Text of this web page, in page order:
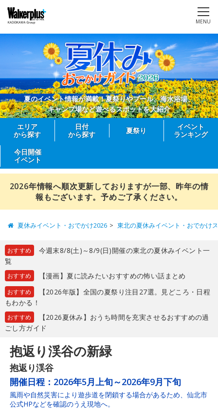
MENU
夏のイベント情報が満載！夏祭りやプール、海水浴場、
キャンプ場など遊べるスポットを大紹介
エリア
から探す
日付
から探す
夏祭り
イベント
ランキング
今日開催
イベント
2026年情報へ順次更新しておりますが一部、昨年の情
報もございます。予めご了承ください。
夏休みイベント・おでかけ2026 東北の夏休みイベント・おでかけ
おすすめ
今週末8/8(土)～8/9(日)開催の東北の夏休みイベント一
覧
おすすめ 【漫画】夏に読みたいおすすめの怖い話まとめ
おすすめ
【2026年版】全国の夏祭り注目27選。見どころ・日程
もわかる！
おすすめ
【2026夏休み】おうち時間を充実させるおすすめの過
ごし方ガイド
抱返り渓谷の新緑
抱返り渓谷
開催日程： 2026年5月上旬～2026年9月下旬
風雨や自然災害により遊歩道を閉鎖する場合があるため、仙北市
公式HPなどを確認のうえ現地へ。